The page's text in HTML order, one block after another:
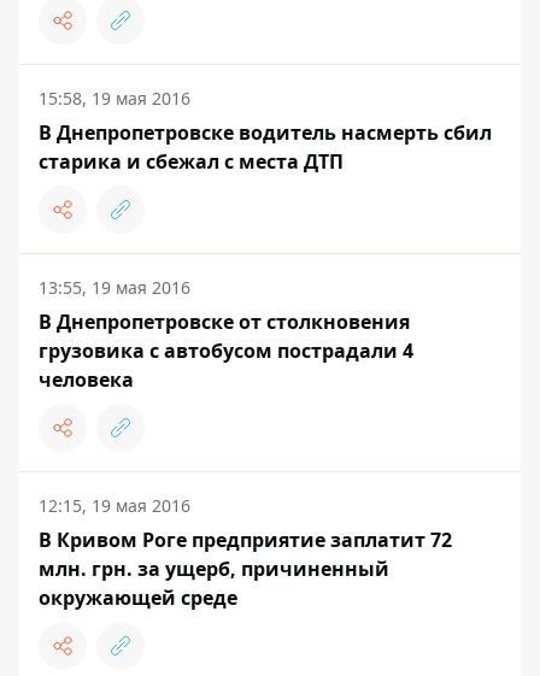
15:58, 19 мая 2016
В Днепропетровске водитель насмерть сбил
старика и сбежал с места ДТП
13:55, 19 мая 2016
В Днепропетровске от столкновения
грузовика с автобусом пострадали 4
человека
12:15, 19 мая 2016
В Кривом Роге предприятие заплатит 72
млн. грн. за ущерб, причиненный
окружающей среде